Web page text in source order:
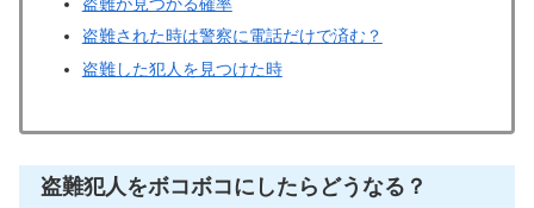
盗難された時は警察に電話だけで済む？
盗難した犯人を見つけた時
盗難犯人をボコボコにしたらどうなる？